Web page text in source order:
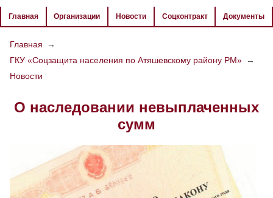
ЦВЕТОВАЯ СХЕМА
РАЗМЕР ТЕКСТА
Настройки по умолчанию
Главная Организации Новости Соцконтракт Документы
Главная
→
ГКУ «Соцзащита населения по Атяшевскому району РМ» →
Новости
О наследовании невыплаченных
сумм